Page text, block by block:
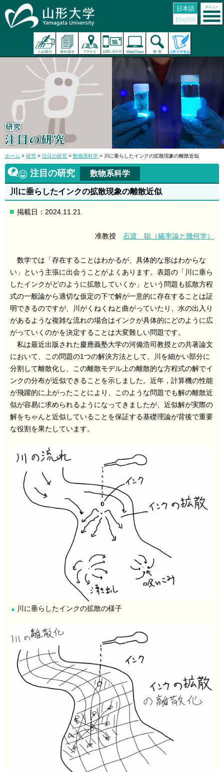
日本語
English
ホーム > 研究 > 注目の研究 > 数物系科学 > 川に垂らしたインクの拡散現象の離散近似
注目の研究 数物系科学
川に垂らしたインクの拡散現象の離散近似
掲載日：2024.11.21
准教授 石渡 聡（確率論と幾何学）
数学では「存在することはわかるが、具体的な形はわからな
い」という主張に出会うことがよくあります。表題の「川に垂ら
したインクがどのように拡散していくか」という問題も拡散方程
式の一般論から適切な仮定の下で解が一意的に存在することは証
明できるのですが、川がくねくねと曲がっていたり、水の出入り
があるような複雑な流れの場合はインクが具体的にどのように広
がっていくのかを決定することは大変難しい問題です。
私は最近出版された慶應義塾大学の河備浩司教授との共著論文
において、この問題の1つの解決方法として、川を細かい部分に
分割して離散化し、この離散モデル上の離散的な方程式の解でイ
ンクの分布が近似できることを示しました。近年，計算機の性能
が飛躍的に上がったことにより、このような問題でも解の離散近
似が容易に求められるようになってきましたが、近似解が実際の
解をちゃんと近似していることを保証する基礎理論が背後で重要
な役割を果たしています。
▲ 川に垂らしたインクの拡散の様子